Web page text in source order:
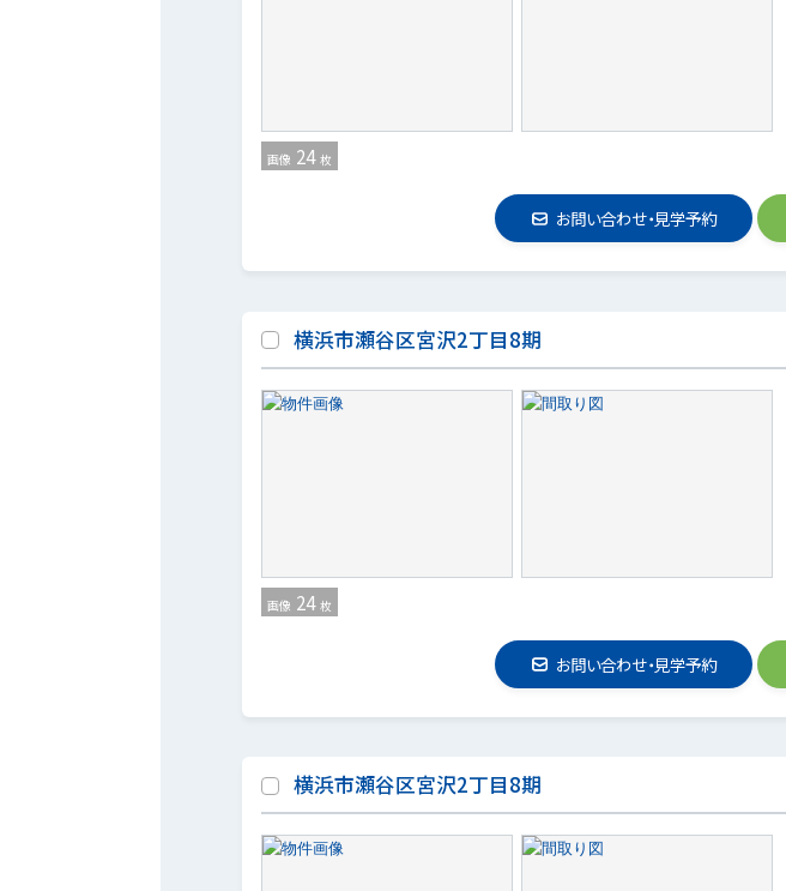
画像 24 枚
お問い合わせ・見学予約
横浜市瀬谷区宮沢2丁目8期
画像 24 枚
お問い合わせ・見学予約
横浜市瀬谷区宮沢2丁目8期